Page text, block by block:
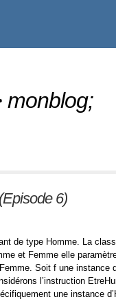
monblog;
6)
de type Homme. La
et Femme elle
Soit f une instance
l’instruction
une instance